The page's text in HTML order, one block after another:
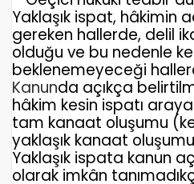
Yaklaşık ispat, hâkimin
gereken hallerde, delil
olduğu ve bu nedenle
beklenemeyeceği
Kanunda açıkça
hâkim kesin ispatı
tam kanaat oluşumu
yaklaşık kanaat
Yaklaşık ispata kanun
olarak imkân